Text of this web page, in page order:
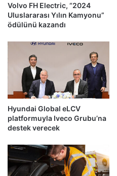
Volvo FH Electric, “2024
Uluslararası Yılın Kamyonu”
ödülünü kazandı
Hyundai Global eLCV
platformuyla Iveco Grubu’na
destek verecek